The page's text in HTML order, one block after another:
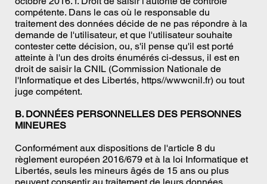
compétente. Dans le cas où le responsable du
traitement des données décide de ne pas répondre à la
demande de l'utilisateur, et que l'utilisateur souhaite
contester cette décision, ou, s'il pense qu'il est porté
atteinte à l'un des droits énumérés ci-dessus, il est en
droit de saisir la CNIL (Commission Nationale de
l'Informatique et des Libertés, https//wwwcnil.fr) ou tout
juge compétent.
B. DONNÉES PERSONNELLES DES PERSONNES
MINEURES
Conformément aux dispositions de l'article 8 du
règlement européen 2016/679 et à la loi Informatique et
Libertés, seuls les mineurs âgés de 15 ans ou plus